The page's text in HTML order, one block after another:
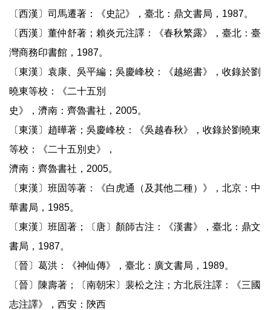
〔西漢〕司馬遷著：《史記》，臺北：鼎文書局，1987。
〔西漢〕董仲舒著；賴炎元注譯：《春秋繁露》，臺北：臺
灣商務印書館，1987。
〔東漢〕袁康、吳平編；吳慶峰校：《越絕書》，收錄於劉
曉東等校：《二十五別
史》，濟南：齊魯書社，2005。
〔東漢〕趙曄著；吳慶峰校：《吳越春秋》，收錄於劉曉東
等校：《二十五別史》，
濟南：齊魯書社，2005。
〔東漢〕班固等著：《白虎通（及其他二種）》，北京：中
華書局，1985。
〔東漢〕班固著；〔唐〕顏師古注：《漢書》，臺北：鼎文
書局，1987。
〔晉〕葛洪：《神仙傳》，臺北：廣文書局，1989。
〔晉〕陳壽著；〔南朝宋〕裴松之注；方北辰注譯：《三國
志注譯》，西安：陝西